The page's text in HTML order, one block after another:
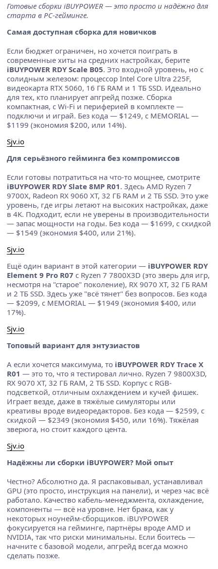
Готовые сборки iBUYPOWER — это просто и надёжно для
старта в PC-гейминге.
Самая доступная сборка для новичков
Если бюджет ограничен, но хочется поиграть в
современные хиты на средних настройках, берите
iBUYPOWER RDY Scale B05. Это входной уровень, но с
солидным железом: процессор Intel Core Ultra 225F,
видеокарта RTX 5060, 16 ГБ RAM и 1 ТБ SSD. Идеально
для тех, кто планирует апгрейд позже. Сборка
компактная, с Wi-Fi и периферией в комплекте —
подключи и играй. Без кода — $1249, с MEMORIAL —
$1199 (экономия $200, или 14%).
Sjv.io
Для серьёзного гейминга без компромиссов
Если готовы потратиться на что-то мощнее, смотрите
iBUYPOWER RDY Slate 8MP R01. Здесь AMD Ryzen 7
9700X, Radeon RX 9060 XT, 32 ГБ RAM и 2 ТБ SSD. Это уже
уровень, где игры летают на высоких настройках, даже
в 4K. Подходит, если не уверены в производительности
— запас мощности на годы. Без кода — $1699, с скидкой
— $1549 (экономия $400, или 21%).
Sjv.io
Ещё один вариант в этой категории — iBUYPOWER RDY
Element 9 Pro R07 с Ryzen 7 7800X3D (это зверь для игр,
несмотря на "старое" поколение), RX 9070 XT, 32 ГБ RAM
и 2 ТБ SSD. Здесь уже "всё тянет" без вопросов. Без кода
— $2099, с MEMORIAL — $1949 (экономия $400, или
17%).
Sjv.io
Топовый вариант для энтузиастов
А если хочется максимума, то iBUYPOWER RDY Trace X
R01 — это то, что я тестировал лично. Ryzen 7 9800X3D,
RX 9070 XT, 32 ГБ RAM, 2 ТБ SSD. Корпус с RGB-
подсветкой, отличным охлаждением и кучей фишек.
Играет везде, даже в тяжёлые симуляторы или
креативы вроде видеоредакторов. Без кода — $2599, с
скидкой — $2349 (экономия $450, или 16%). Тяжёлая
зверюга, но стоит каждого цента.
Sjv.io
Надёжны ли сборки iBUYPOWER? Мой опыт
Честно? Абсолютно да. Я распаковывал, устанавливал
GPU (это просто, инструкция на панели), и через час всё
работало. Качество кабель-менеджмента, охлаждение,
компоненты — всё на уровне. Нет брака, как у
некоторых ноунейм-сборщиков. iBUYPOWER
фокусируется на гейминге, партнёры вроде AMD и
NVIDIA, так что риски минимальны. Если боитесь —
начните с базовой модели, апгрейд всегда можно
сделать позже.